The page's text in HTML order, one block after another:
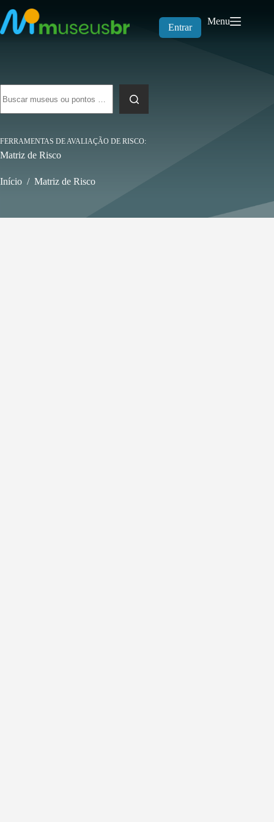
para
o
conteúdo
Entrar
Menu
resultados
FERRAMENTAS DE AVALIAÇÃO DE RISCO
Matriz de Risco
Início / Matriz de Risco